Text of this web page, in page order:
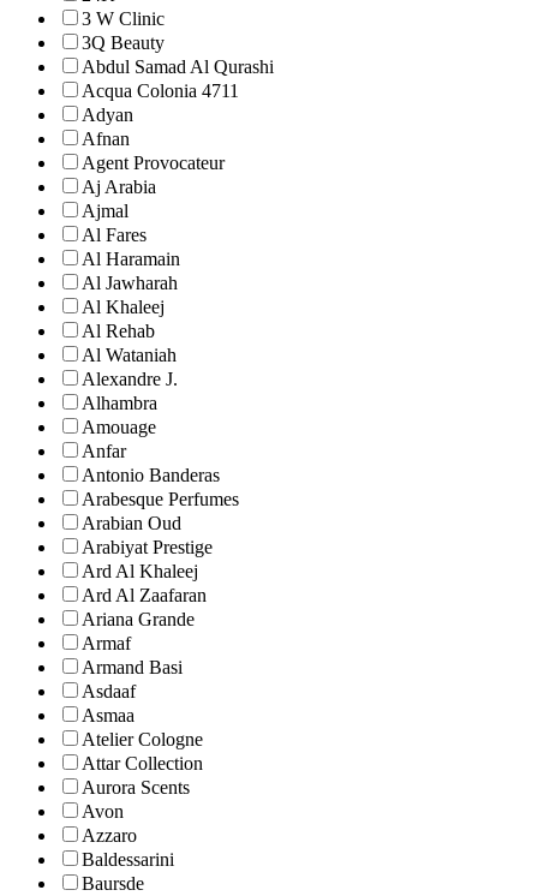
3 W Clinic
3Q Beauty
Abdul Samad Al Qurashi
Acqua Colonia 4711
Adyan
Afnan
Agent Provocateur
Aj Arabia
Ajmal
Al Fares
Al Haramain
Al Jawharah
Al Khaleej
Al Rehab
Al Wataniah
Alexandre J.
Alhambra
Amouage
Anfar
Antonio Banderas
Arabesque Perfumes
Arabian Oud
Arabiyat Prestige
Ard Al Khaleej
Ard Al Zaafaran
Ariana Grande
Armaf
Armand Basi
Asdaaf
Asmaa
Atelier Cologne
Attar Collection
Aurora Scents
Avon
Azzaro
Baldessarini
Baursde